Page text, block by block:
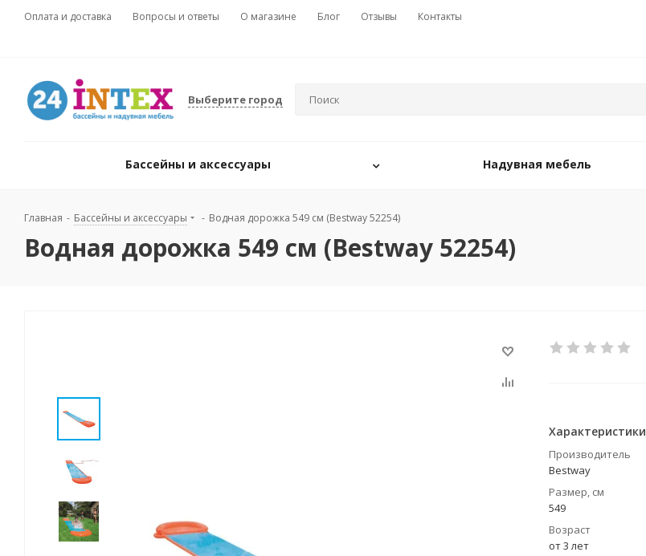
Оплата и доставка Вопросы и ответы О магазине Блог Отзывы
Контакты
Выберите город
Бассейны и аксессуары Надувная мебель
Главная - Бассейны и аксессуары - Водная дорожка 549 см (Bestway 52254)
Водная дорожка 549 см (Bestway 52254)
Характеристики
Производитель
Bestway
Размер, см
549
Возраст
от 3 лет